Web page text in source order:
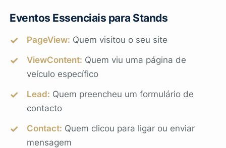
Eventos Essenciais para Stands
PageView: Quem visitou o seu site
ViewContent: Quem viu uma página de
veículo específico
Lead: Quem preencheu um formulário de
contacto
Contact: Quem clicou para ligar ou enviar
mensagem